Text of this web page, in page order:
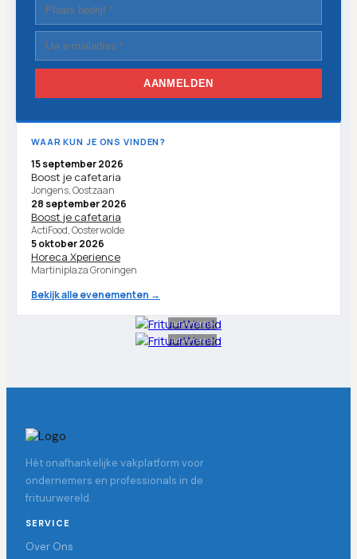
AANMELDEN
WAAR KUN JE ONS VINDEN?
15 september 2026
Boost je cafetaria
Jongens, Oostzaan
28 september 2026
Boost je cafetaria
ActiFood, Oosterwolde
5 oktober 2026
Horeca Xperience
Martiniplaza Groningen
Bekijk alle evenementen →
Advertentie
Advertentie
Hét onafhankelijke vakplatform voor
ondernemers en professionals in de
frituurwereld.
SERVICE
Over Ons